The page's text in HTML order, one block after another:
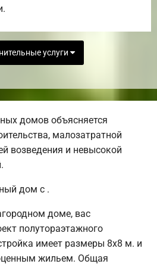
услуги
домов объясняется
малозатратной
возведения и невысокой
дом с .
доме, вас
полутораэтажного
имеет размеры 8х8 м. и
жильем. Общая